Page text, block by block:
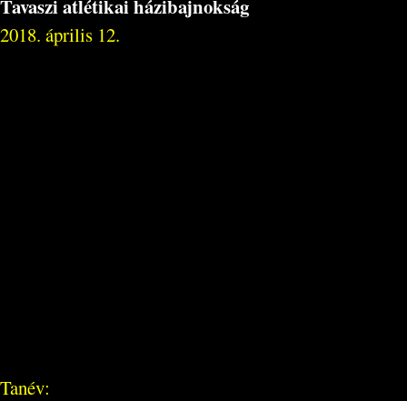
Tavaszi atlétikai házibajnokság
2018. április 12.
Tanév: